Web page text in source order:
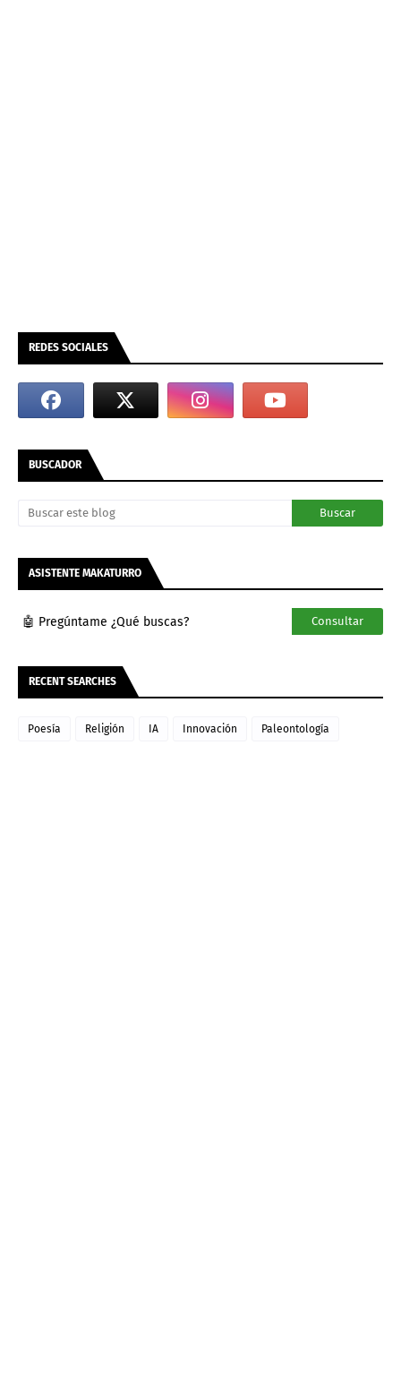
REDES SOCIALES
BUSCADOR
ASISTENTE MAKATURRO
🤖 Pregúntame ¿Qué buscas? Consultar
RECENT SEARCHES
Poesía Religión IA Innovación Paleontología